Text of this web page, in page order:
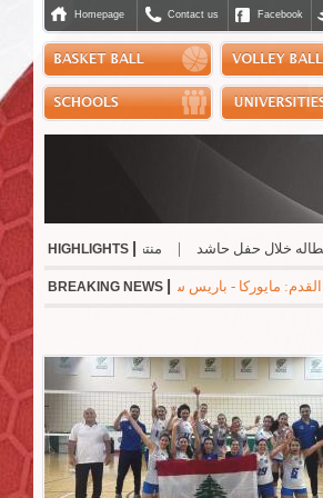
Homepage Contact us Facebook
HIGHLIGHTS |
منتخب التايكواندو إلى "بطولة | خلال حفل حاشد
BREAKING NEWS |
2-1 * جوفنتوس - تشيلسي 1-0 * مانشستر سيتي - نجوم الدوري الكوري 3-1 * ميلان - انتر 1-1